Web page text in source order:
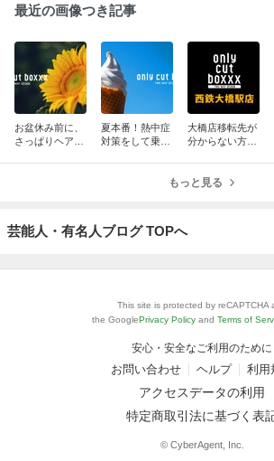
最近の画像つき記事
お盆休み前に、
さっぱりヘアカ
夏本番！熱中症
対策をして乗り
大橋店移転先が
分からない方
す！
もっと見る
芸能人・有名人ブログ TOPへ
This site is protected by reCAPTCHA
the GooglePrivacy Policy and Terms of
安心・安全なご利用のために
お問い合わせ ヘルプ 利用
アクセスデータの利用
特定商取引法に基づく表
© CyberAgent, Inc.